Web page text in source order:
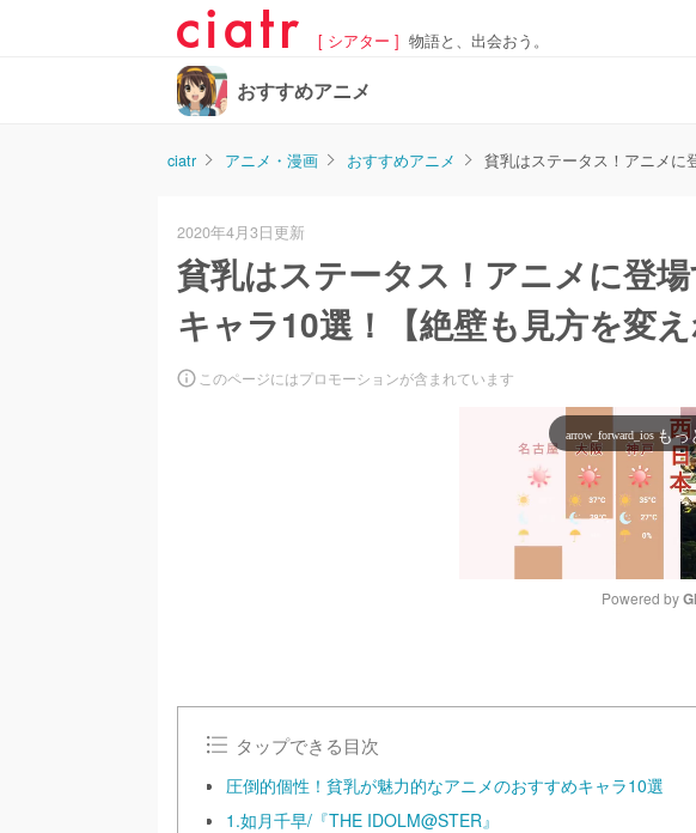
[ シアター ] 物語と、出会おう。
おすすめアニメ
ciatr アニメ・漫画 おすすめアニメ 貧乳はステータス！アニメに
2020年4月3日更新
貧乳はステータス！アニメに登
キャラ10選！【絶壁も見方を変え
このページにはプロモーションが含まれています
arrow_forward_ios もっ
u
Powered by
タップできる目次
圧倒的個性！貧乳が魅力的なアニメのおすすめキャラ10選
1.如月千早/『THE IDOLM@STER』